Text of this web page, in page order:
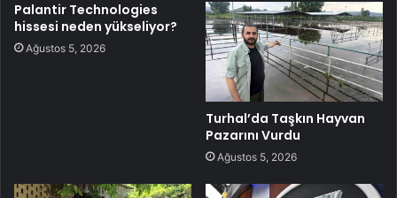
Palantir Technologies
hissesi neden yükseliyor?
Ağustos 5, 2026
Turhal’da Taşkın Hayvan
Pazarını Vurdu
Ağustos 5, 2026